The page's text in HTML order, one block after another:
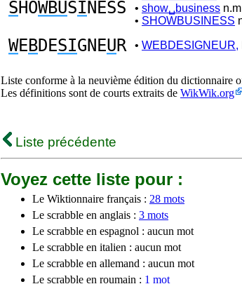
SHOWBUSI NESS
• show␣business
• SHOWBUSINESS
WEBDESIGNEUR • WEBDESIGNEUR,
Liste conforme à la neuvième édition du dictionnaire
Les définitions sont de courts extraits de WikWik.org
Liste précédente
Voyez cette liste pour :
Le Wiktionnaire français : 28 mots
Le scrabble en anglais : 3 mots
Le scrabble en espagnol : aucun mot
Le scrabble en italien : aucun mot
Le scrabble en allemand : aucun mot
Le scrabble en roumain : 1 mot